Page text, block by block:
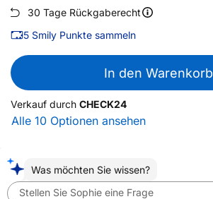
30 Tage Rückgaberecht
5 Smily Punkte sammeln
In den Warenkorb
Verkauf durch CHECK24
Alle 10 Optionen ansehen
Was möchten Sie wissen?
Stellen Sie Sophie eine Frage